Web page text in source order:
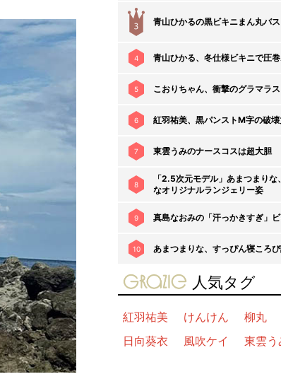
青山ひかるの黒ビキニまん丸バス
4 青山ひかる、冬仕様ビキニで圧
5 こおりちゃん、衝撃のグラマラス
6 紅羽祐美、黒パンストM字の破壊
7 東雲うみのナースコスは超大胆
8
「2.5次元モデル」あまつまりな
なオリジナルランジェリー姿
9 真島なおみの「汗っかきすぎ」
10 あまつまりな、すっぴん寝ころ
gravure-
人気タグ
紅羽祐美 けんけん
柳丸
日向葵衣
風吹ケイ 東雲う